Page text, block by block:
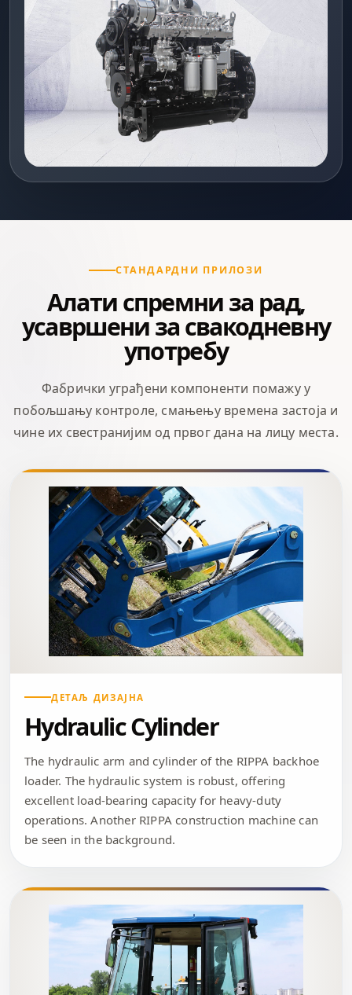
СТАНДАРДНИ ПРИЛОЗИ
Алати спремни за рад,
усавршени за свакодневну
употребу
Фабрички уграђени компоненти помажу у
побољшању контроле, смањењу времена застоја и
чине их свестранијим од првог дана на лицу места.
ДЕТАЉ ДИЗАЈНА
Hydraulic Cylinder
The hydraulic arm and cylinder of the RIPPA backhoe
loader. The hydraulic system is robust, offering
excellent load-bearing capacity for heavy-duty
operations. Another RIPPA construction machine can
be seen in the background.